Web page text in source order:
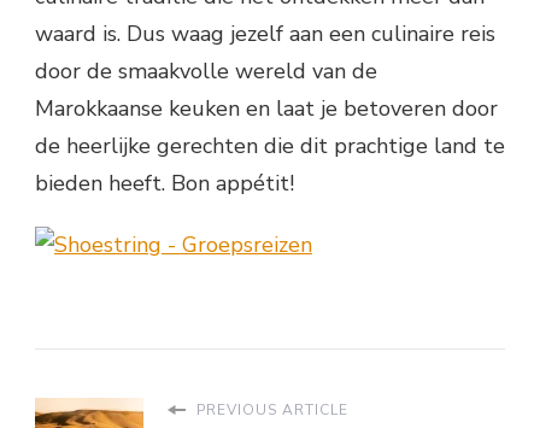
waard is. Dus waag jezelf aan een culinaire reis
door de smaakvolle wereld van de
Marokkaanse keuken en laat je betoveren door
de heerlijke gerechten die dit prachtige land te
bieden heeft. Bon appétit!
PREVIOUS ARTICLE